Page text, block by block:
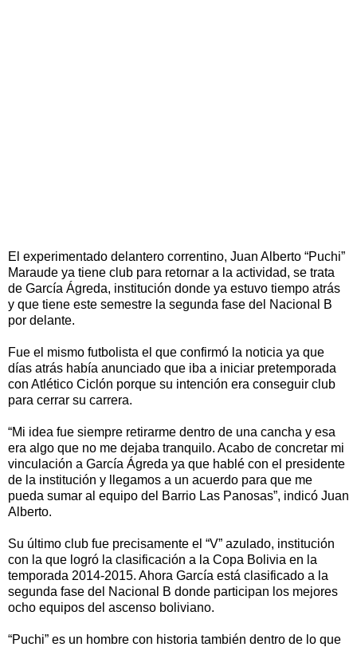
El experimentado delantero correntino, Juan Alberto “Puchi”
Maraude ya tiene club para retornar a la actividad, se trata
de García Ágreda, institución donde ya estuvo tiempo atrás
y que tiene este semestre la segunda fase del Nacional B
por delante.
Fue el mismo futbolista el que confirmó la noticia ya que
días atrás había anunciado que iba a iniciar pretemporada
con Atlético Ciclón porque su intención era conseguir club
para cerrar su carrera.
“Mi idea fue siempre retirarme dentro de una cancha y esa
era algo que no me dejaba tranquilo. Acabo de concretar mi
vinculación a García Ágreda ya que hablé con el presidente
de la institución y llegamos a un acuerdo para que me
pueda sumar al equipo del Barrio Las Panosas”, indicó Juan
Alberto.
Su último club fue precisamente el “V” azulado, institución
con la que logró la clasificación a la Copa Bolivia en la
temporada 2014-2015. Ahora García está clasificado a la
segunda fase del Nacional B donde participan los mejores
ocho equipos del ascenso boliviano.
“Puchi” es un hombre con historia también dentro de lo que